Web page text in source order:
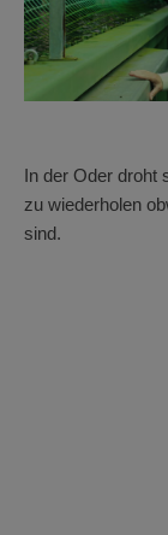
In der Oder droht
zu wiederholen
sind.